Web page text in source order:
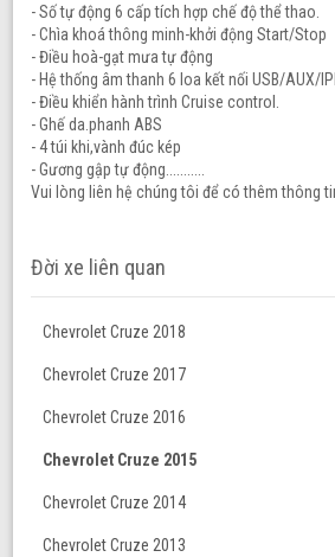
- Số tự động 6 cấp tích hợp chế độ thể thao.
- Chìa khoá thông minh-khởi động Start/Stop
- Điều hoà-gạt mưa tự động
- Hệ thống âm thanh 6 loa kết nối USB/AUX/
- Điều khiển hành trình Cruise control.
- Ghế da.phanh ABS
- 4 túi khi,vành đúc kép
- Gương gập tự động...........
Vui lòng liên hệ chúng tôi để có thêm thông
Đời xe liên quan
Chevrolet Cruze 2018
Chevrolet Cruze 2017
Chevrolet Cruze 2016
Chevrolet Cruze 2015
Chevrolet Cruze 2014
Chevrolet Cruze 2013